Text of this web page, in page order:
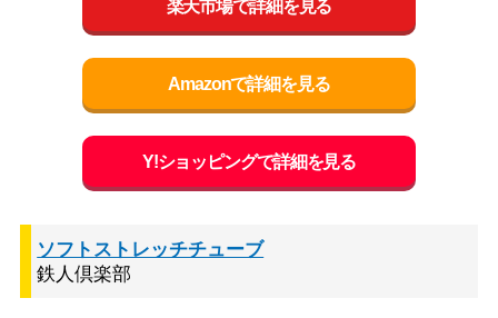
楽天市場で詳細を見る
Amazonで詳細を見る
Y!ショッピングで詳細を見る
ソフトストレッチチューブ
鉄人倶楽部